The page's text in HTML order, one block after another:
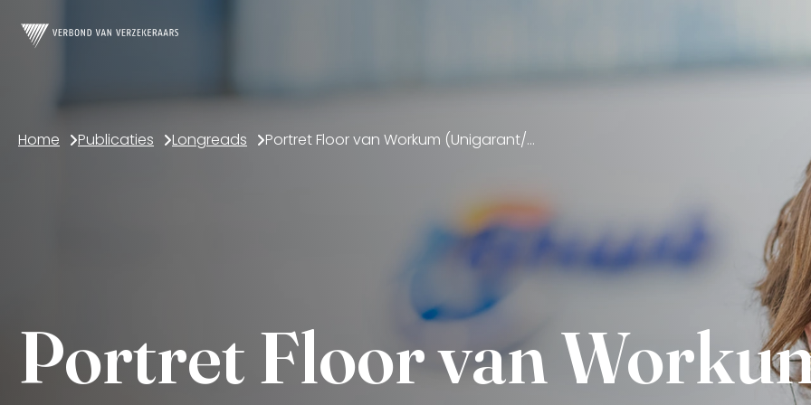
Home Publicaties Longreads Portret Floor van Workum (Unigarant/ANWB)
Portret Floor van